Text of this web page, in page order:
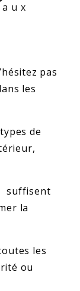
pas
les
de
suffisent
la
les
ou